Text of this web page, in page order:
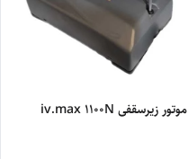
موتور زیرسقفی iv.max ۱۱۰۰N